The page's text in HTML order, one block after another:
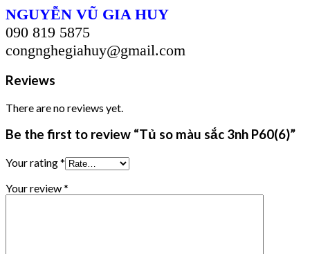
NGUYỄN VŨ GIA HUY
090 819 5875
congnghegiahuy@gmail.com
Reviews
There are no reviews yet.
Be the first to review “Tủ so màu sắc 3nh P60(6)”
Your rating*
Your review*